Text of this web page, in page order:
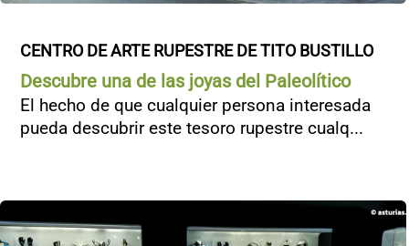
CENTRO DE ARTE RUPESTRE DE TITO BUSTILLO
Descubre una de las joyas del Paleolítico
El hecho de que cualquier persona interesada
pueda descubrir este tesoro rupestre cualq...